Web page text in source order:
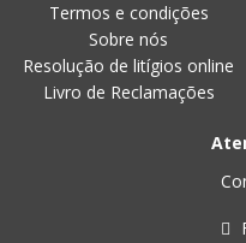
Termos e condições
Sobre nós
Resolução de litígios online
Livro de Reclamações